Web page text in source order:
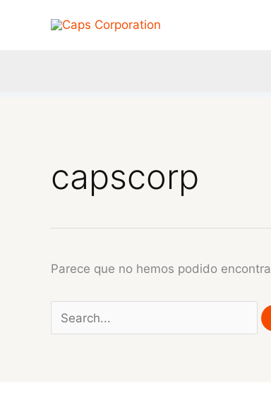
capscorp
Parece que no hemos podido
Buscar
por: